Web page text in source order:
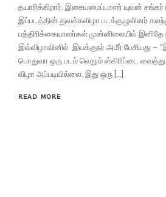
தயாரிக்கிறார். இசையமைப்பாளர் யுவன்
இப்படத்தின் துவக்கவிழா படக்குழுவினர்
பத்திரிக்கையாளர்கள் முன்னிலையில் இனிதே
இவ்விழாவினில் இயக்குநர் அமீர் பேசியது –
பொதுவா ஒரு படம் வெறும் ஸ்கிரிப்டை
விழா அப்படியில்லை. இது ஒரு […]
READ MORE